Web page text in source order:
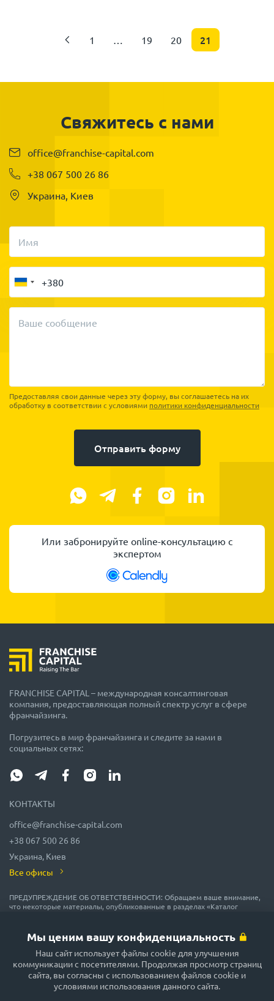
1 … 19 20 21
Свяжитесь с нами
office@franchise-capital.com
+38 067 500 26 86
Украина, Киев
Имя
Ваше сообщение
Предоставляя свои данные через эту форму, вы соглашаетесь на их
обработку в соответствии с условиями политики конфиденциальности
Отправить форму
Или забронируйте online-консультацию с
экспертом
Мы ценим вашу конфиденциальность
Наш сайт использует файлы cookie для улучшения
коммуникации с посетителями. Продолжая просмотр страниц
сайта, вы согласны с использованием файлов cookie и
условиями использования данного сайта.
FRANCHISE CAPITAL – международная консалтинговая
компания, предоставляющая полный спектр услуг в сфере
франчайзинга.
Погрузитесь в мир франчайзинга и следите за нами в
социальных сетях:
КОНТАКТЫ
office@franchise-capital.com
+38 067 500 26 86
Украина, Киев
Все офисы
ПРЕДУПРЕЖДЕНИЕ ОБ ОТВЕТСТВЕННОСТИ: Обращаем ваше внимание,
что некоторые материалы, опубликованные в разделах «Каталог
рекламы или получены на безвозмездной основе из источников,
которые мы считаем надежными, но их точность и полнота не
гарантируются! В соответствии с законодательством, администрация
сайта FRANCHISE CAPITAL не гарантирует и не обещает в будущем
доходности никаких вложений, не дает гарантии надежности
возможных инвестиций и стабильности размеров возможных доходов.
Сайт FRANCHISE CAPITAL не несёт никакой ответственности за